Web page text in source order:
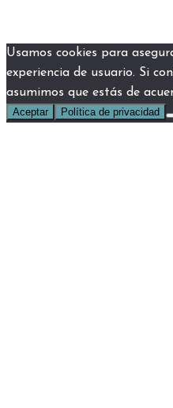
Usamos cookies para
experiencia de usuario. Si
asumimos que estás de
Aceptar Política de privacidad